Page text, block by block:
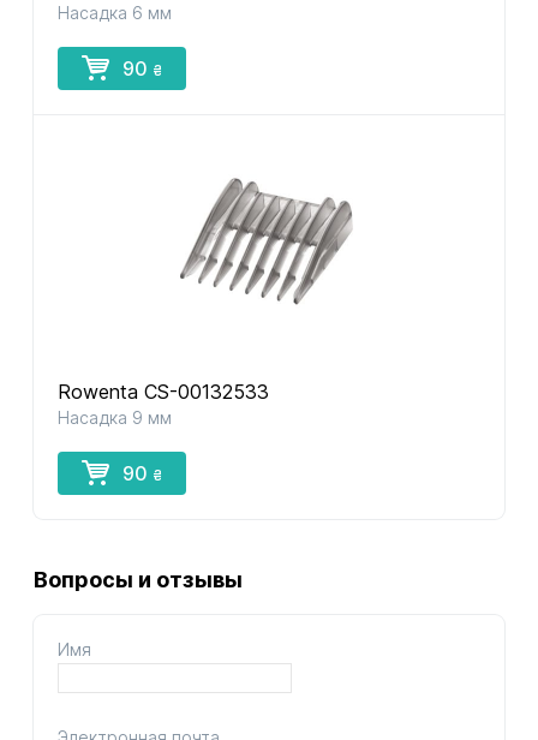
Насадка 6 мм
90 ₴
Rowenta CS-00132533
Насадка 9 мм
90 ₴
Вопросы и отзывы
Имя